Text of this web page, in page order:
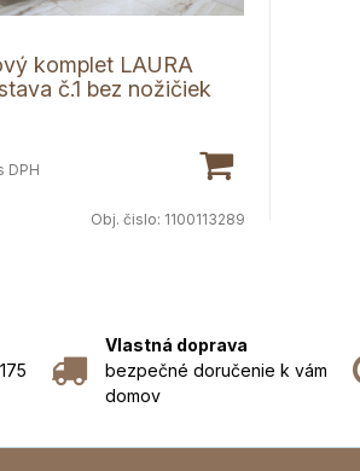
komplet LAURA
č.1 bez nožičiek
DPH
Obj. čislo: 1100113289
Vlastná doprava
bezpečné doručenie k vám
domov